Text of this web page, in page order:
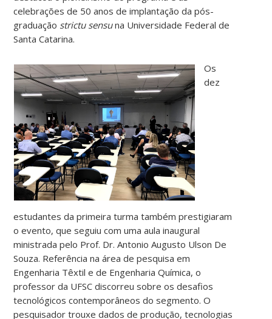
celebrações de 50 anos de implantação da pós-
graduação strictu sensuna Universidade Federal de
Santa Catarina.
Os
dez
estudantes da primeira turma também prestigiaram
o evento, que seguiu com uma aula inaugural
ministrada pelo Prof. Dr. Antonio Augusto Ulson De
Souza. Referência na área de pesquisa em
Engenharia Têxtil e de Engenharia Química, o
professor da UFSC discorreu sobre os desafios
tecnológicos contemporâneos do segmento. O
pesquisador trouxe dados de produção, tecnologias